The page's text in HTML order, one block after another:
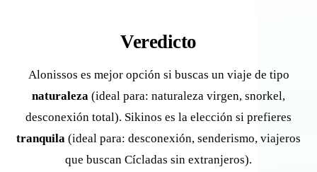
Veredicto
Alonissos es mejor opción si buscas un viaje de tipo
naturaleza (ideal para: naturaleza virgen, snorkel,
desconexión total). Sikinos es la elección si prefieres
tranquila (ideal para: desconexión, senderismo, viajeros
que buscan Cícladas sin extranjeros).